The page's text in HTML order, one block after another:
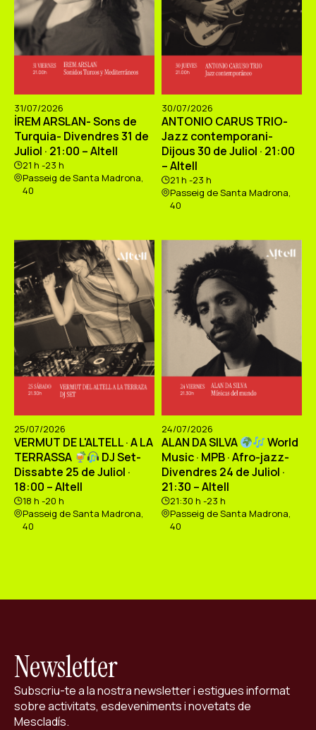
31/07/2026
İREM ARSLAN- Sons de
Turquia- Divendres 31 de
Juliol · 21:00 – Altell
21 h -23 h
Passeig de Santa Madrona,
40
30/07/2026
ANTONIO CARUS TRIO-
Jazz contemporani-
Dijous 30 de Juliol · 21:00
– Altell
21 h -23 h
Passeig de Santa Madrona,
40
25/07/2026
VERMUT DE L'ALTELL · A LA
TERRASSA
DJ Set-
Dissabte 25 de Juliol ·
18:00 – Altell
18 h -20 h
Passeig de Santa Madrona,
40
24/07/2026
ALAN DA SILVA
World
Music · MPB · Afro-jazz-
Divendres 24 de Juliol ·
21:30 – Altell
21:30 h -23 h
Passeig de Santa Madrona,
40
Newsletter
Subscriu-te a la nostra newsletter i estigues informat
sobre activitats, esdeveniments i novetats de
Mescladís.